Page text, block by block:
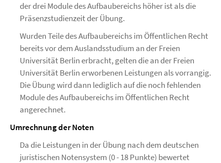
der drei Module des Aufbaubereichs höher ist als die
Präsenzstudienzeit der Übung.
Wurden Teile des Aufbaubereichs im Öffentlichen Recht
bereits vor dem Auslandsstudium an der Freien
Universität Berlin erbracht, gelten die an der Freien
Universität Berlin erworbenen Leistungen als vorrangig.
Die Übung wird dann lediglich auf die noch fehlenden
Module des Aufbaubereichs im Öffentlichen Recht
angerechnet.
Umrechnung der Noten
Da die Leistungen in der Übung nach dem deutschen
juristischen Notensystem (0 - 18 Punkte) bewertet